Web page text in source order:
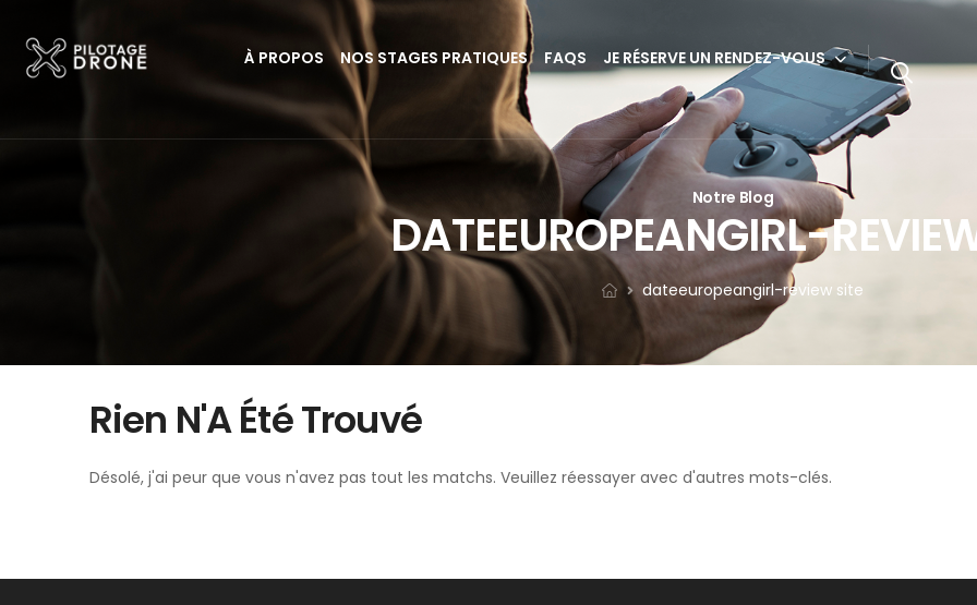
À PROPOS NOS STAGES PRATIQUES FAQS JE RÉSERVE UN RENDEZ-VOUS
Notre Blog
DATEEUROPEANGIRL-
dateeuropeangirl-review site
Rien N'A Été Trouvé
Désolé, j'ai peur que vous n'avez pas tout les matchs. Veuillez réessayer avec d'autres mots-clés.